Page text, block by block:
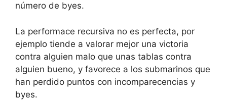
número de byes.
La performace recursiva no es perfecta, por
ejemplo tiende a valorar mejor una victoria
contra alguien malo que unas tablas contra
alguien bueno, y favorece a los submarinos que
han perdido puntos con incomparecencias y
byes.